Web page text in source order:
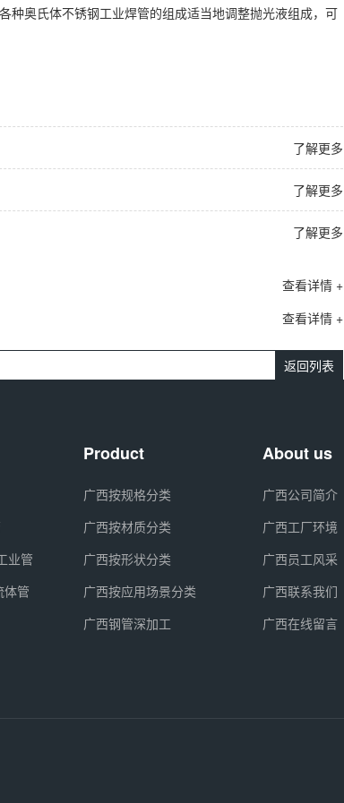
种奥氏体不锈钢工业焊管的组成适当地调整抛光液组成，可
了解更多
了解更多
了解更多
查看详情 +
查看详情 +
返回列表
业管
体管
Product
广西按规格分类
广西按材质分类
广西按形状分类
广西按应用场景分类
广西钢管深加工
About us
广西公司简介
广西工厂环境
广西员工风采
广西联系我们
广西在线留言